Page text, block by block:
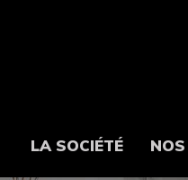
LA SOCIÉTÉ